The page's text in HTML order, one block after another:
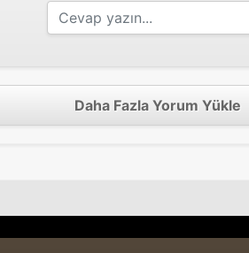
Daha Fazla Yorum Yükle